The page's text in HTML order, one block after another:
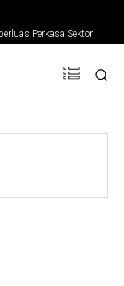
Perkasa Sektor